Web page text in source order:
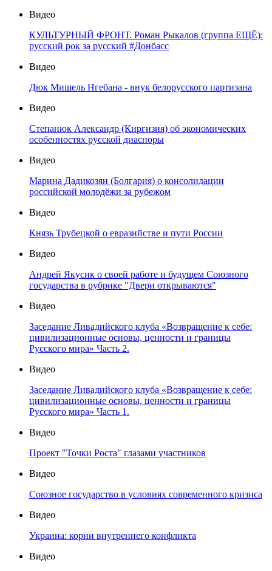
Видео
КУЛЬТУРНЫЙ ФРОНТ. Роман Рыкалов (группа ЕЩЁ):
русский рок за русский #Донбасс
Видео
Дюк Мишель Нгебана - внук белорусского партизана
Видео
Степанюк Александр (Киргизия) об экономических
особенностях русской диаспоры
Видео
Марина Дадикозян (Болгария) о консолидации
российской молодёжи за рубежом
Видео
Князь Трубецкой о евразийстве и пути России
Видео
Андрей Якусик о своей работе и будущем Союзного
государства в рубрике "Двери открываются"
Видео
Заседание Ливадийского клуба «Возвращение к себе:
цивилизационные основы, ценности и границы
Русского мира» Часть 2.
Видео
Заседание Ливадийского клуба «Возвращение к себе:
цивилизационные основы, ценности и границы
Русского мира» Часть 1.
Видео
Проект "Точки Роста" глазами участников
Видео
Союзное государство в условиях современного кризиса
Видео
Украина: корни внутреннего конфликта
Видео